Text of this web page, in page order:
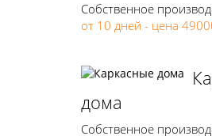
Собственное
от 10 дней - цена
дома
Собственное